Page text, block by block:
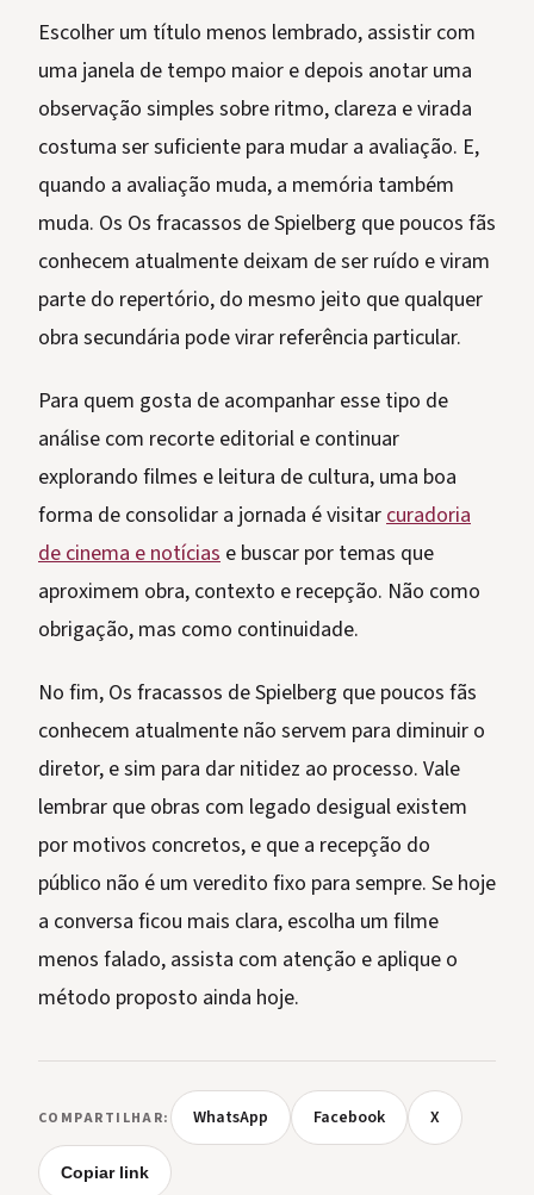
Escolher um título menos lembrado, assistir com
uma janela de tempo maior e depois anotar uma
observação simples sobre ritmo, clareza e virada
costuma ser suficiente para mudar a avaliação. E,
quando a avaliação muda, a memória também
muda. Os Os fracassos de Spielberg que poucos fãs
conhecem atualmente deixam de ser ruído e viram
parte do repertório, do mesmo jeito que qualquer
obra secundária pode virar referência particular.
Para quem gosta de acompanhar esse tipo de
análise com recorte editorial e continuar
explorando filmes e leitura de cultura, uma boa
forma de consolidar a jornada é visitarcuradoria
de cinema e notícias e buscar por temas que
aproximem obra, contexto e recepção. Não como
obrigação, mas como continuidade.
No fim, Os fracassos de Spielberg que poucos fãs
conhecem atualmente não servem para diminuir o
diretor, e sim para dar nitidez ao processo. Vale
lembrar que obras com legado desigual existem
por motivos concretos, e que a recepção do
público não é um veredito fixo para sempre. Se hoje
a conversa ficou mais clara, escolha um filme
menos falado, assista com atenção e aplique o
método proposto ainda hoje.
COMPARTILHAR: WhatsApp Facebook X
Copiar link